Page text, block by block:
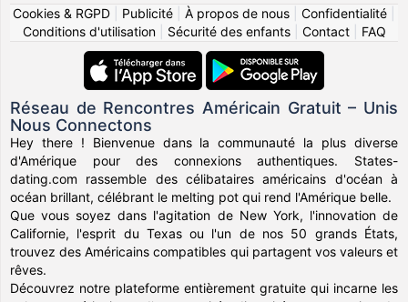
Cookies & RGPD
Publicité À propos de nous Confidentialité
Conditions d'utilisation| Sécurité des enfants| Contact| FAQ
Réseau de Rencontres Américain Gratuit – Unis
Nous Connectons
Hey there ! Bienvenue dans la communauté la plus diverse
d'Amérique pour des connexions authentiques. States-
dating.com rassemble des célibataires américains d'océan à
océan brillant, célébrant le melting pot qui rend l'Amérique belle.
Que vous soyez dans l'agitation de New York, l'innovation de
Californie, l'esprit du Texas ou l'un de nos 50 grands États,
trouvez des Américains compatibles qui partagent vos valeurs et
rêves.
Découvrez notre plateforme entièrement gratuite qui incarne les